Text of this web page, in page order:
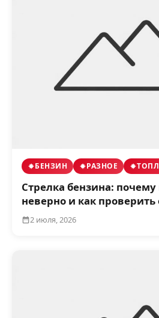
БЕНЗИН РАЗНОЕ
Стрелка бензина:
неверно и как проверить
2 июля, 2026